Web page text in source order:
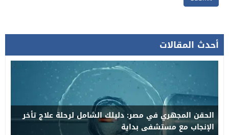
أحدث المقالات
الحقن المجهري في مصر: دليلك الشامل لرحلة علاج تأخر
الإنجاب مع مستشفى بداية